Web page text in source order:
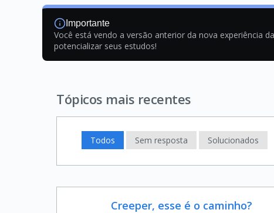
Importante
Você está vendo a versão anterior da nova experiência
potencializar seus estudos!
Tópicos mais recentes
Todos Sem resposta Solucionados
Creeper, esse é o caminho?